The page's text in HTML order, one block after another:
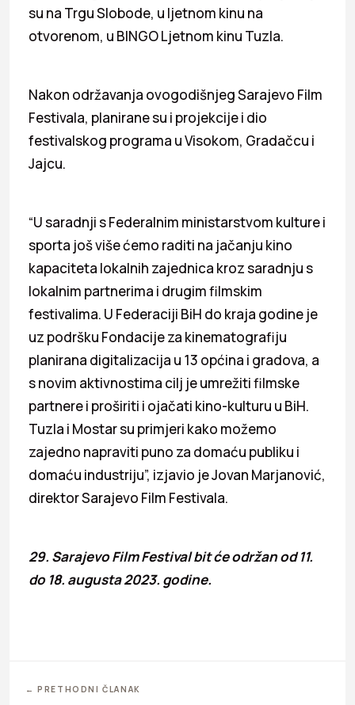
su na Trgu Slobode, u ljetnom kinu na
otvorenom, u BINGO Ljetnom kinu Tuzla.
Nakon održavanja ovogodišnjeg Sarajevo Film
Festivala, planirane su i projekcije i dio
festivalskog programa u Visokom, Gradačcu i
Jajcu.
“U saradnji s Federalnim ministarstvom kulture i
sporta još više ćemo raditi na jačanju kino
kapaciteta lokalnih zajednica kroz saradnju s
lokalnim partnerima i drugim filmskim
festivalima. U Federaciji BiH do kraja godine je
uz podršku Fondacije za kinematografiju
planirana digitalizacija u 13 općina i gradova, a
s novim aktivnostima cilj je umrežiti filmske
partnere i proširiti i ojačati kino-kulturu u BiH.
Tuzla i Mostar su primjeri kako možemo
zajedno napraviti puno za domaću publiku i
domaću industriju”, izjavio je Jovan Marjanović,
direktor Sarajevo Film Festivala.
29. Sarajevo Film Festival bit će održan od 11.
do 18. augusta 2023. godine.
← PRETHODNI ČLANAK